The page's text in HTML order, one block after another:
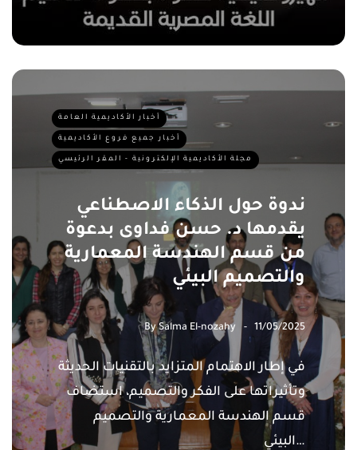
أخبار الأكاديمية العامة
أخبار جميع فروع الأكاديمية
مجلة الأكاديمية الإلكترونية - المقر الرئيسي
ندوة حول الذكاء الاصطناعي
يقدمها د. حسن فداوى بدعوة
من قسم الهندسة المعمارية
والتصميم البيئي
BySalma El-nozahy 11/05/2025
في إطار الاهتمام المتزايد بالتقنيات الحديثة
وتأثيراتها على الفكر والتصميم، استضاف
قسم الهندسة المعمارية والتصميم
البيئي…